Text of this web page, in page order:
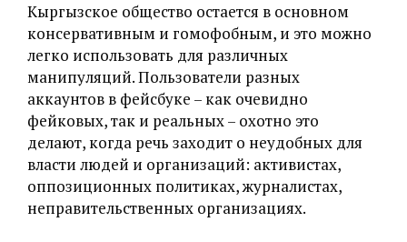
Кыргызское общество остается в основном
консервативным и гомофобным, и это можно
легко использовать для различных
манипуляций. Пользователи разных
аккаунтов в фейсбуке – как очевидно
фейковых, так и реальных – охотно это
делают, когда речь заходит о неудобных для
власти людей и организаций: активистах,
оппозиционных политиках, журналистах,
неправительственных организациях.